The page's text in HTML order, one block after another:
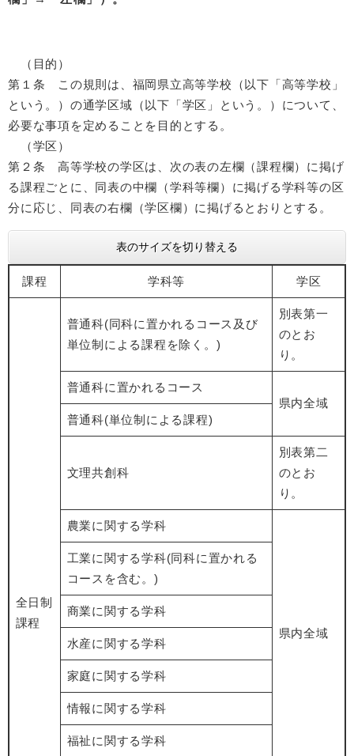
（目的）
第１条 この規則は、福岡県立高等学校（以下「高等学校」
という。）の通学区域（以下「学区」という。）について、
必要な事項を定めることを目的とする。
（学区）
第２条 高等学校の学区は、次の表の左欄（課程欄）に掲げ
る課程ごとに、同表の中欄（学科等欄）に掲げる学科等の区
分に応じ、同表の右欄（学区欄）に掲げるとおりとする。
表のサイズを切り替える
課程 学科等 学区
全日制
課程
普通科(同科に置かれるコース及び
単位制による課程を除く。)
別表第一
のとお
り。
普通科に置かれるコース
県内全域
普通科(単位制による課程)
文理共創科
別表第二
のとお
り。
農業に関する学科
県内全域
工業に関する学科(同科に置かれる
コースを含む。)
商業に関する学科
水産に関する学科
家庭に関する学科
情報に関する学科
福祉に関する学科